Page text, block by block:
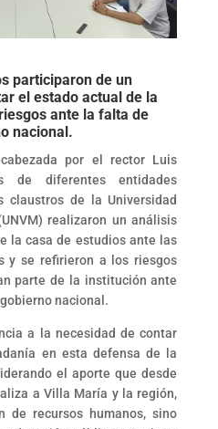
participaron de un
el estado actual de la
ante la falta de
nacional.
por el rector Luis
de diferentes entidades
claustros de la Universidad
realizaron un análisis
la casa de estudios ante las
y se refirieron a los riesgos
parte de la institución ante
nacional.
a la necesidad de contar
en esta defensa de la
el aporte que desde
a Villa María y la región,
de recursos humanos, sino